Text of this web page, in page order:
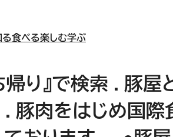
食べる楽しむ学ぶ
帰り』で検索 . 豚
. 豚肉をはじめ国